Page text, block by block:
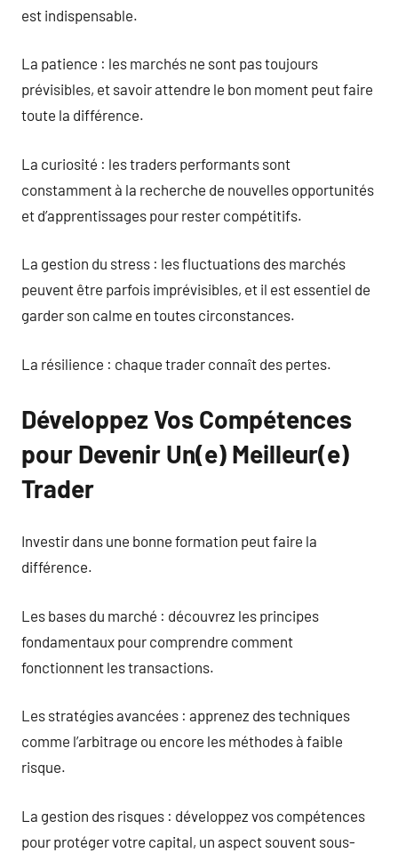
est indispensable.
La patience : les marchés ne sont pas toujours
prévisibles, et savoir attendre le bon moment peut faire
toute la différence.
La curiosité : les traders performants sont
constamment à la recherche de nouvelles opportunités
et d’apprentissages pour rester compétitifs.
La gestion du stress : les fluctuations des marchés
peuvent être parfois imprévisibles, et il est essentiel de
garder son calme en toutes circonstances.
La résilience : chaque trader connaît des pertes.
Développez Vos Compétences
pour Devenir Un(e) Meilleur(e)
Trader
Investir dans une bonne formation peut faire la
différence.
Les bases du marché : découvrez les principes
fondamentaux pour comprendre comment
fonctionnent les transactions.
Les stratégies avancées : apprenez des techniques
comme l’arbitrage ou encore les méthodes à faible
risque.
La gestion des risques : développez vos compétences
pour protéger votre capital, un aspect souvent sous-